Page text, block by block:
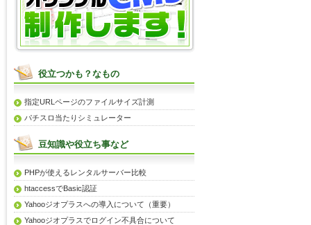
役立つかも？なもの
指定URLページのファイルサイズ計測
パチスロ当たりシミュレーター
豆知識や役立ち事など
PHPが使えるレンタルサーバー比較
htaccessでBasic認証
Yahooジオプラスへの導入について（重要）
Yahooジオプラスでログイン不具合について